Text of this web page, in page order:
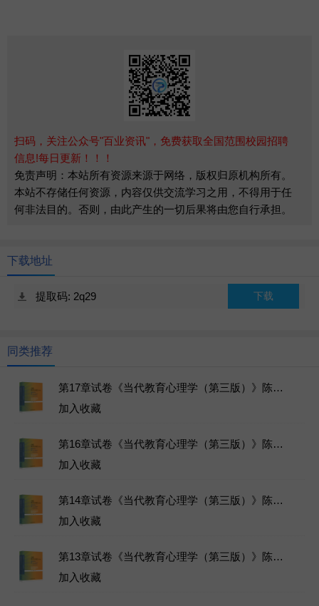
扫码，关注公众号"百业资讯"，免费获取全国范围校园招聘
信息!每日更新！！！
免责声明：本站所有资源来源于网络，版权归原机构所有。
本站不存储任何资源，内容仅供交流学习之用，不得用于任
何非法目的。否则，由此产生的一切后果将由您自行承担。
下载地址
下载
提取码: 2q29
同类推荐
第17章试卷《当代教育心理学（第三版）》陈琦、刘儒德主编教材-北京师范大学出版社-2019年4月1日-ISBN9787303241576-章节练习试题库下载
加入收藏
第16章试卷《当代教育心理学（第三版）》陈琦、刘儒德主编教材-北京师范大学出版社-2019年4月1日-ISBN9787303241576-章节练习试题库下载
加入收藏
第14章试卷《当代教育心理学（第三版）》陈琦、刘儒德主编教材-北京师范大学出版社-2019年4月1日-ISBN9787303241576-章节练习试题库下载
加入收藏
第13章试卷《当代教育心理学（第三版）》陈琦、刘儒德主编教材-北京师范大学出版社-2019年4月1日-ISBN9787303241576-章节练习试题库下载
加入收藏